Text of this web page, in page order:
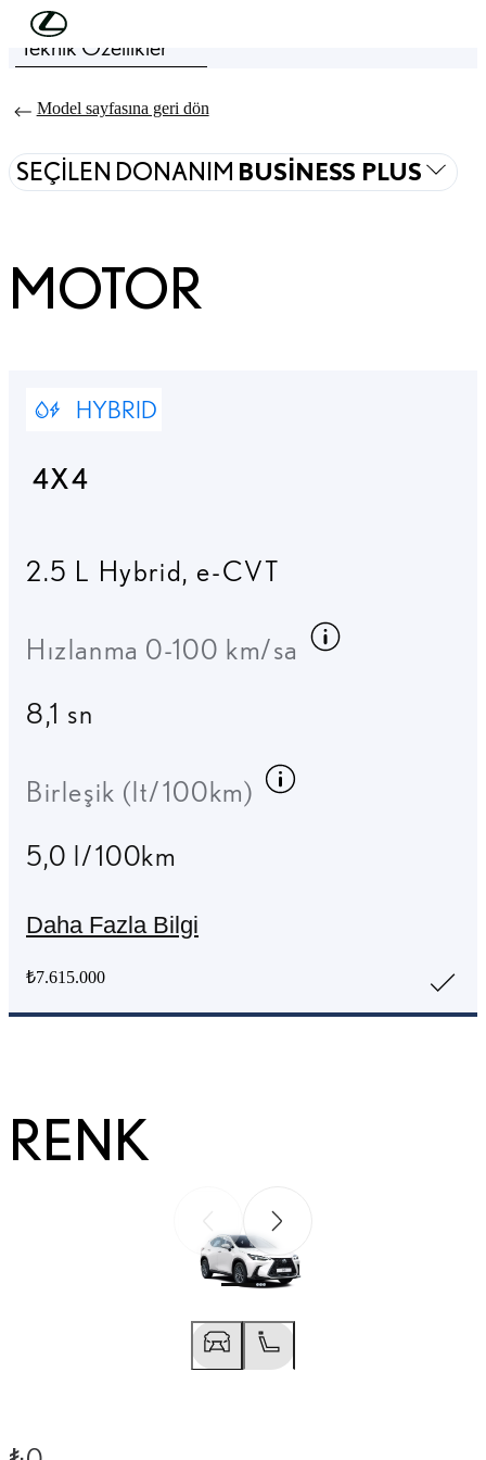
Skip to Main Content
Price is updated The price of your configuration is ₺7.615.000
Teknik Özellikler
Model sayfasına geri dön
SEÇILEN DONANIM BUSINESS PLUS
MOTOR
HYBRID
4X4
2.5 L Hybrid, e-CVT
Hızlanma 0-100 km/sa
8,1 sn
Birleşik (lt/100km)
5,0 l/100km
Daha Fazla Bilgi
₺7.615.000
RENK
Önceki Sonraki
Önceki